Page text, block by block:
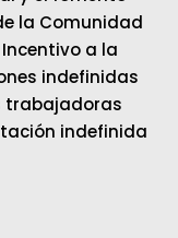
la Comunidad
a la
indefinidas
trabajadoras
indefinida